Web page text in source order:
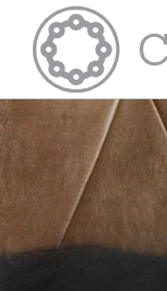
Skip
content